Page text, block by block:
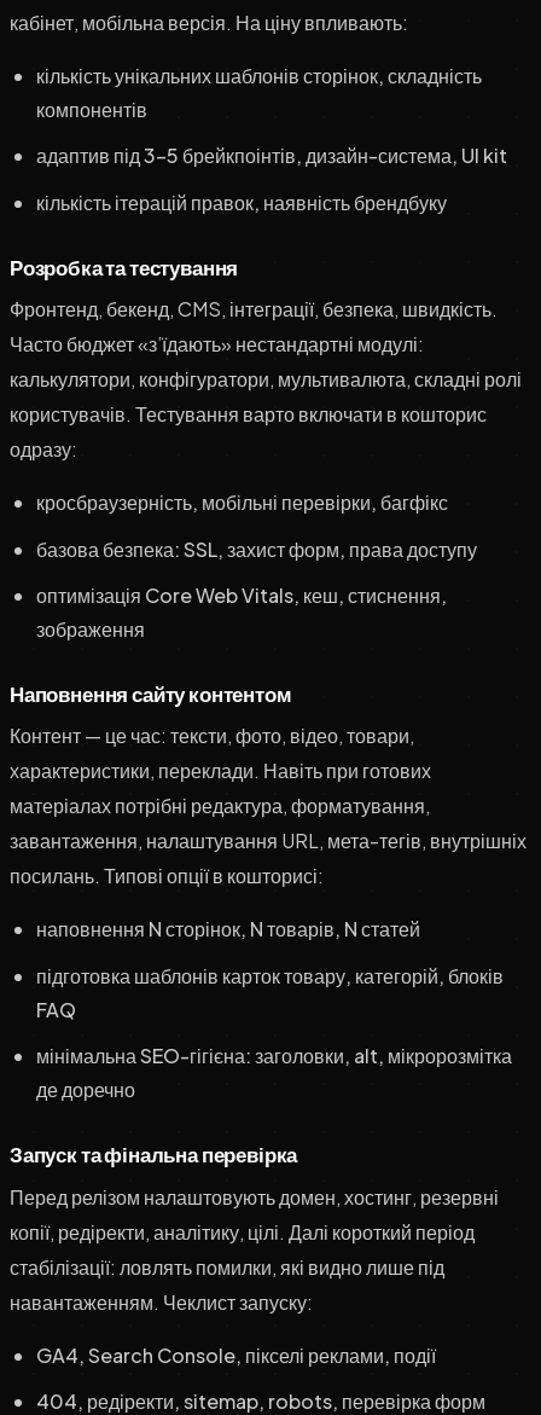
кабінет, мобільна версія. На ціну впливають:
кількість унікальних шаблонів сторінок, складність
компонентів
адаптив під 3–5 брейкпоінтів, дизайн-система, UI kit
кількість ітерацій правок, наявність брендбуку
Розробка та тестування
Фронтенд, бекенд, CMS, інтеграції, безпека, швидкість.
Часто бюджет «з’їдають» нестандартні модулі:
калькулятори, конфігуратори, мультивалюта, складні ролі
користувачів. Тестування варто включати в кошторис
одразу:
кросбраузерність, мобільні перевірки, багфікс
базова безпека: SSL, захист форм, права доступу
оптимізація Core Web Vitals, кеш, стиснення,
зображення
Наповнення сайту контентом
Контент — це час: тексти, фото, відео, товари,
характеристики, переклади. Навіть при готових
матеріалах потрібні редактура, форматування,
завантаження, налаштування URL, мета-тегів, внутрішніх
посилань. Типові опції в кошторисі:
наповнення N сторінок, N товарів, N статей
підготовка шаблонів карток товару, категорій, блоків
FAQ
мінімальна SEO-гігієна: заголовки, alt, мікророзмітка
де доречно
Запуск та фінальна перевірка
Перед релізом налаштовують домен, хостинг, резервні
копії, редіректи, аналітику, цілі. Далі короткий період
стабілізації: ловлять помилки, які видно лише під
навантаженням. Чеклист запуску:
GA4, Search Console, пікселі реклами, події
404, редіректи, sitemap, robots, перевірка форм